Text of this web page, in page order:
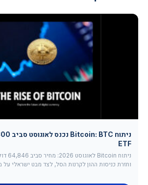
ETF
וחזרת כניסות ההון לקרנות הסל, לצד מבט ישראלי על